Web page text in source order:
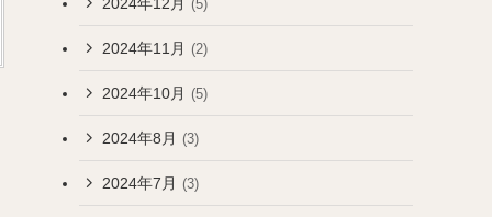
(5)
2024年11月 (2)
2024年10月 (5)
2024年8月 (3)
2024年7月 (3)